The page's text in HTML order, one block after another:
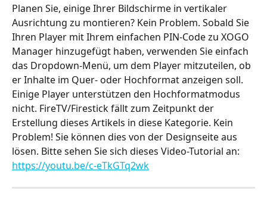
Planen Sie, einige Ihrer Bildschirme in vertikaler
Ausrichtung zu montieren? Kein Problem. Sobald Sie
Ihren Player mit Ihrem einfachen PIN-Code zu XOGO
Manager hinzugefügt haben, verwenden Sie einfach
das Dropdown-Menü, um dem Player mitzuteilen, ob
er Inhalte im Quer- oder Hochformat anzeigen soll.
Einige Player unterstützen den Hochformatmodus
nicht. FireTV/Firestick fällt zum Zeitpunkt der
Erstellung dieses Artikels in diese Kategorie. Kein
Problem! Sie können dies von der Designseite aus
lösen. Bitte sehen Sie sich dieses Video-Tutorial an:
https://youtu.be/c-eTkGTq2wk